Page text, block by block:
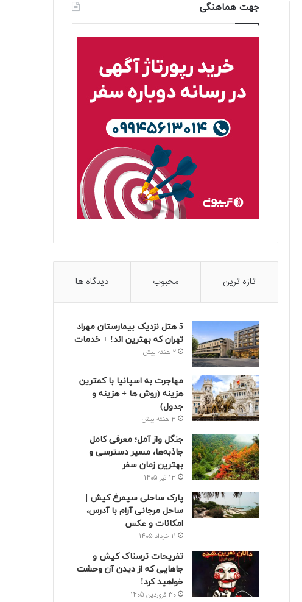
جهت هماهنگی
تازه ترین محبوب دیدگاه ها
5 هتل نزدیک بیمارستان مهراد
تهران که بهترین‌ اند! + خدمات
2 هفته پیش
مهاجرت به اسپانیا با کمترین
هزینه (روش ها + هزینه و
جدول)
3 هفته پیش
جنگل واز آمل؛ معرفی کامل
جاذبه‌ها، مسیر دسترسی و
بهترین زمان سفر
13 تیر 1405
پارک ساحلی سیمرغ کیش |
ساحل مرجانی آرام با آدرس،
امکانات و عکس
11 خرداد 1405
تفریحات ترسناک کیش و
جاهایی که از دیدن آن وحشت
خواهید کرد!
30 فروردین 1405